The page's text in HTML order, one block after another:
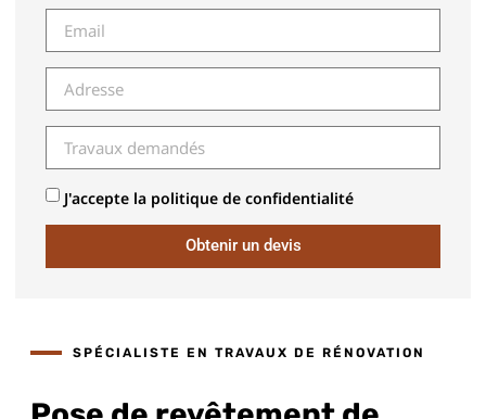
J'accepte la politique de confidentialité
Obtenir un devis
SPÉCIALISTE EN TRAVAUX DE RÉNOVATION